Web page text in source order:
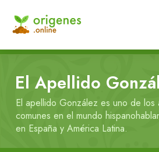
El Apellido
El apellido González es uno de los
comunes en el mundo
en España y América Latina.